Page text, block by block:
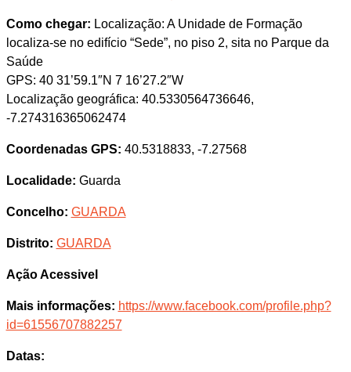
Como chegar: Localização: A Unidade de Formação
localiza-se no edifício “Sede”, no piso 2, sita no Parque da
Saúde
GPS: 40 31’59.1″N 7 16’27.2″W
Localização geográfica: 40.5330564736646,
-7.274316365062474
Coordenadas GPS: 40.5318833, -7.27568
Localidade: Guarda
Concelho: GUARDA
Distrito: GUARDA
Ação Acessivel
Mais informações: https://www.facebook.com/profile.php?
id=61556707882257
Datas: